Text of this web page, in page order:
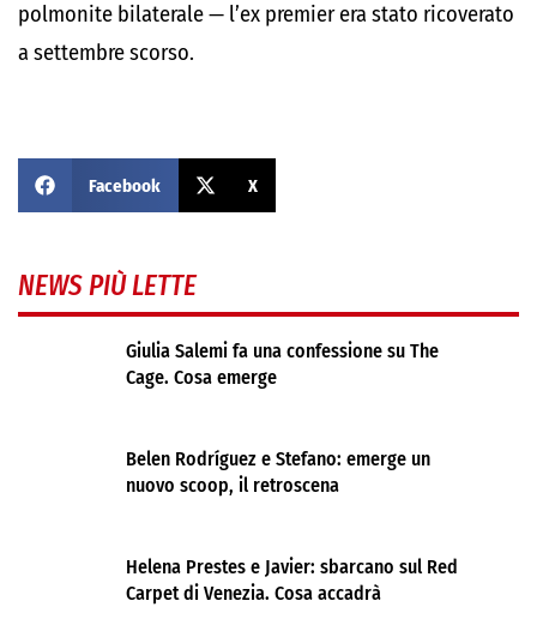
polmonite bilaterale — l’ex premier era stato ricoverato
a settembre scorso.
Facebook X
NEWS PIÙ LETTE
Giulia Salemi fa una confessione su The
Cage. Cosa emerge
Belen Rodríguez e Stefano: emerge un
nuovo scoop, il retroscena
Helena Prestes e Javier: sbarcano sul Red
Carpet di Venezia. Cosa accadrà